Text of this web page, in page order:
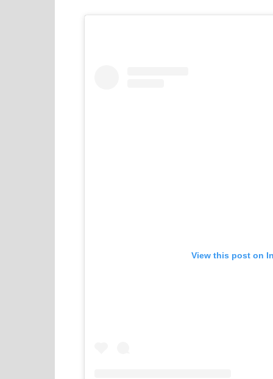
View this post on